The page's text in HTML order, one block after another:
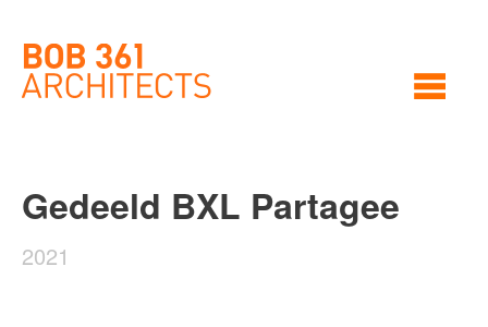
Gedeeld BXL Partagee
2021